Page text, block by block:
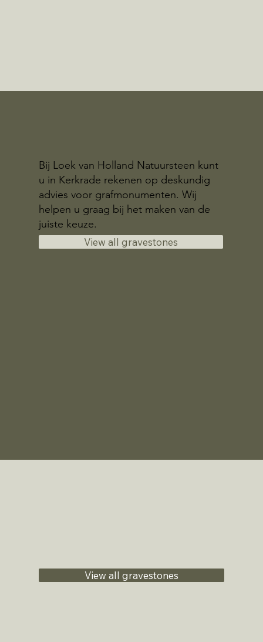
Bij Loek van Holland Natuursteen kunt
u in Kerkrade rekenen op deskundig
advies voor grafmonumenten. Wij
helpen u graag bij het maken van de
juiste keuze.
View all gravestones
View all gravestones